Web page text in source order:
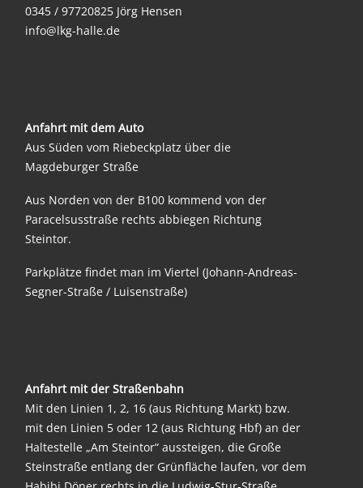
0345 / 97720825 Jörg Hensen
info@lkg-halle.de
Anfahrt mitdem Auto
Aus Süden vom Riebeckplatz über die
Magdeburger Straße
Aus Norden von der B100 kommend von der
Paracelsusstraße rechts abbiegen Richtung
Steintor.
Parkplätze findet man im Viertel (Johann-Andreas-
Segner-Straße / Luisenstraße)
Anfahrt mit der Straßenbahn
Mit den Linien 1, 2, 16 (aus Richtung Markt) bzw.
mit den Linien 5 oder 12 (aus Richtung Hbf) an der
Haltestelle „Am Steintor“ aussteigen, die Große
Steinstraße entlang der Grünfläche laufen, vor dem